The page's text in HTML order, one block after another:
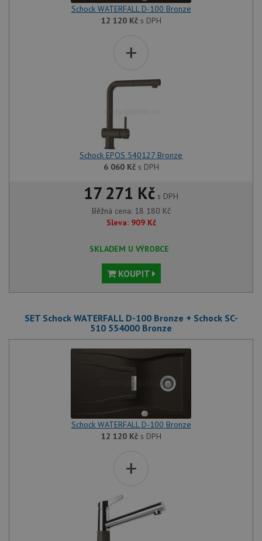
Schock WATERFALL D-100 Bronze
12 120 Kčs DPH
+
Schock EPOS 540127 Bronze
6 060 Kčs DPH
17 271 Kč s DPH
Běžná cena: 18 180 Kč
Sleva: 909 Kč
SKLADEM U VÝROBCE
KOUPIT
SET Schock WATERFALL D-100 Bronze + Schock SC-
510 554000 Bronze
Schock WATERFALL D-100 Bronze
12 120 Kčs DPH
+